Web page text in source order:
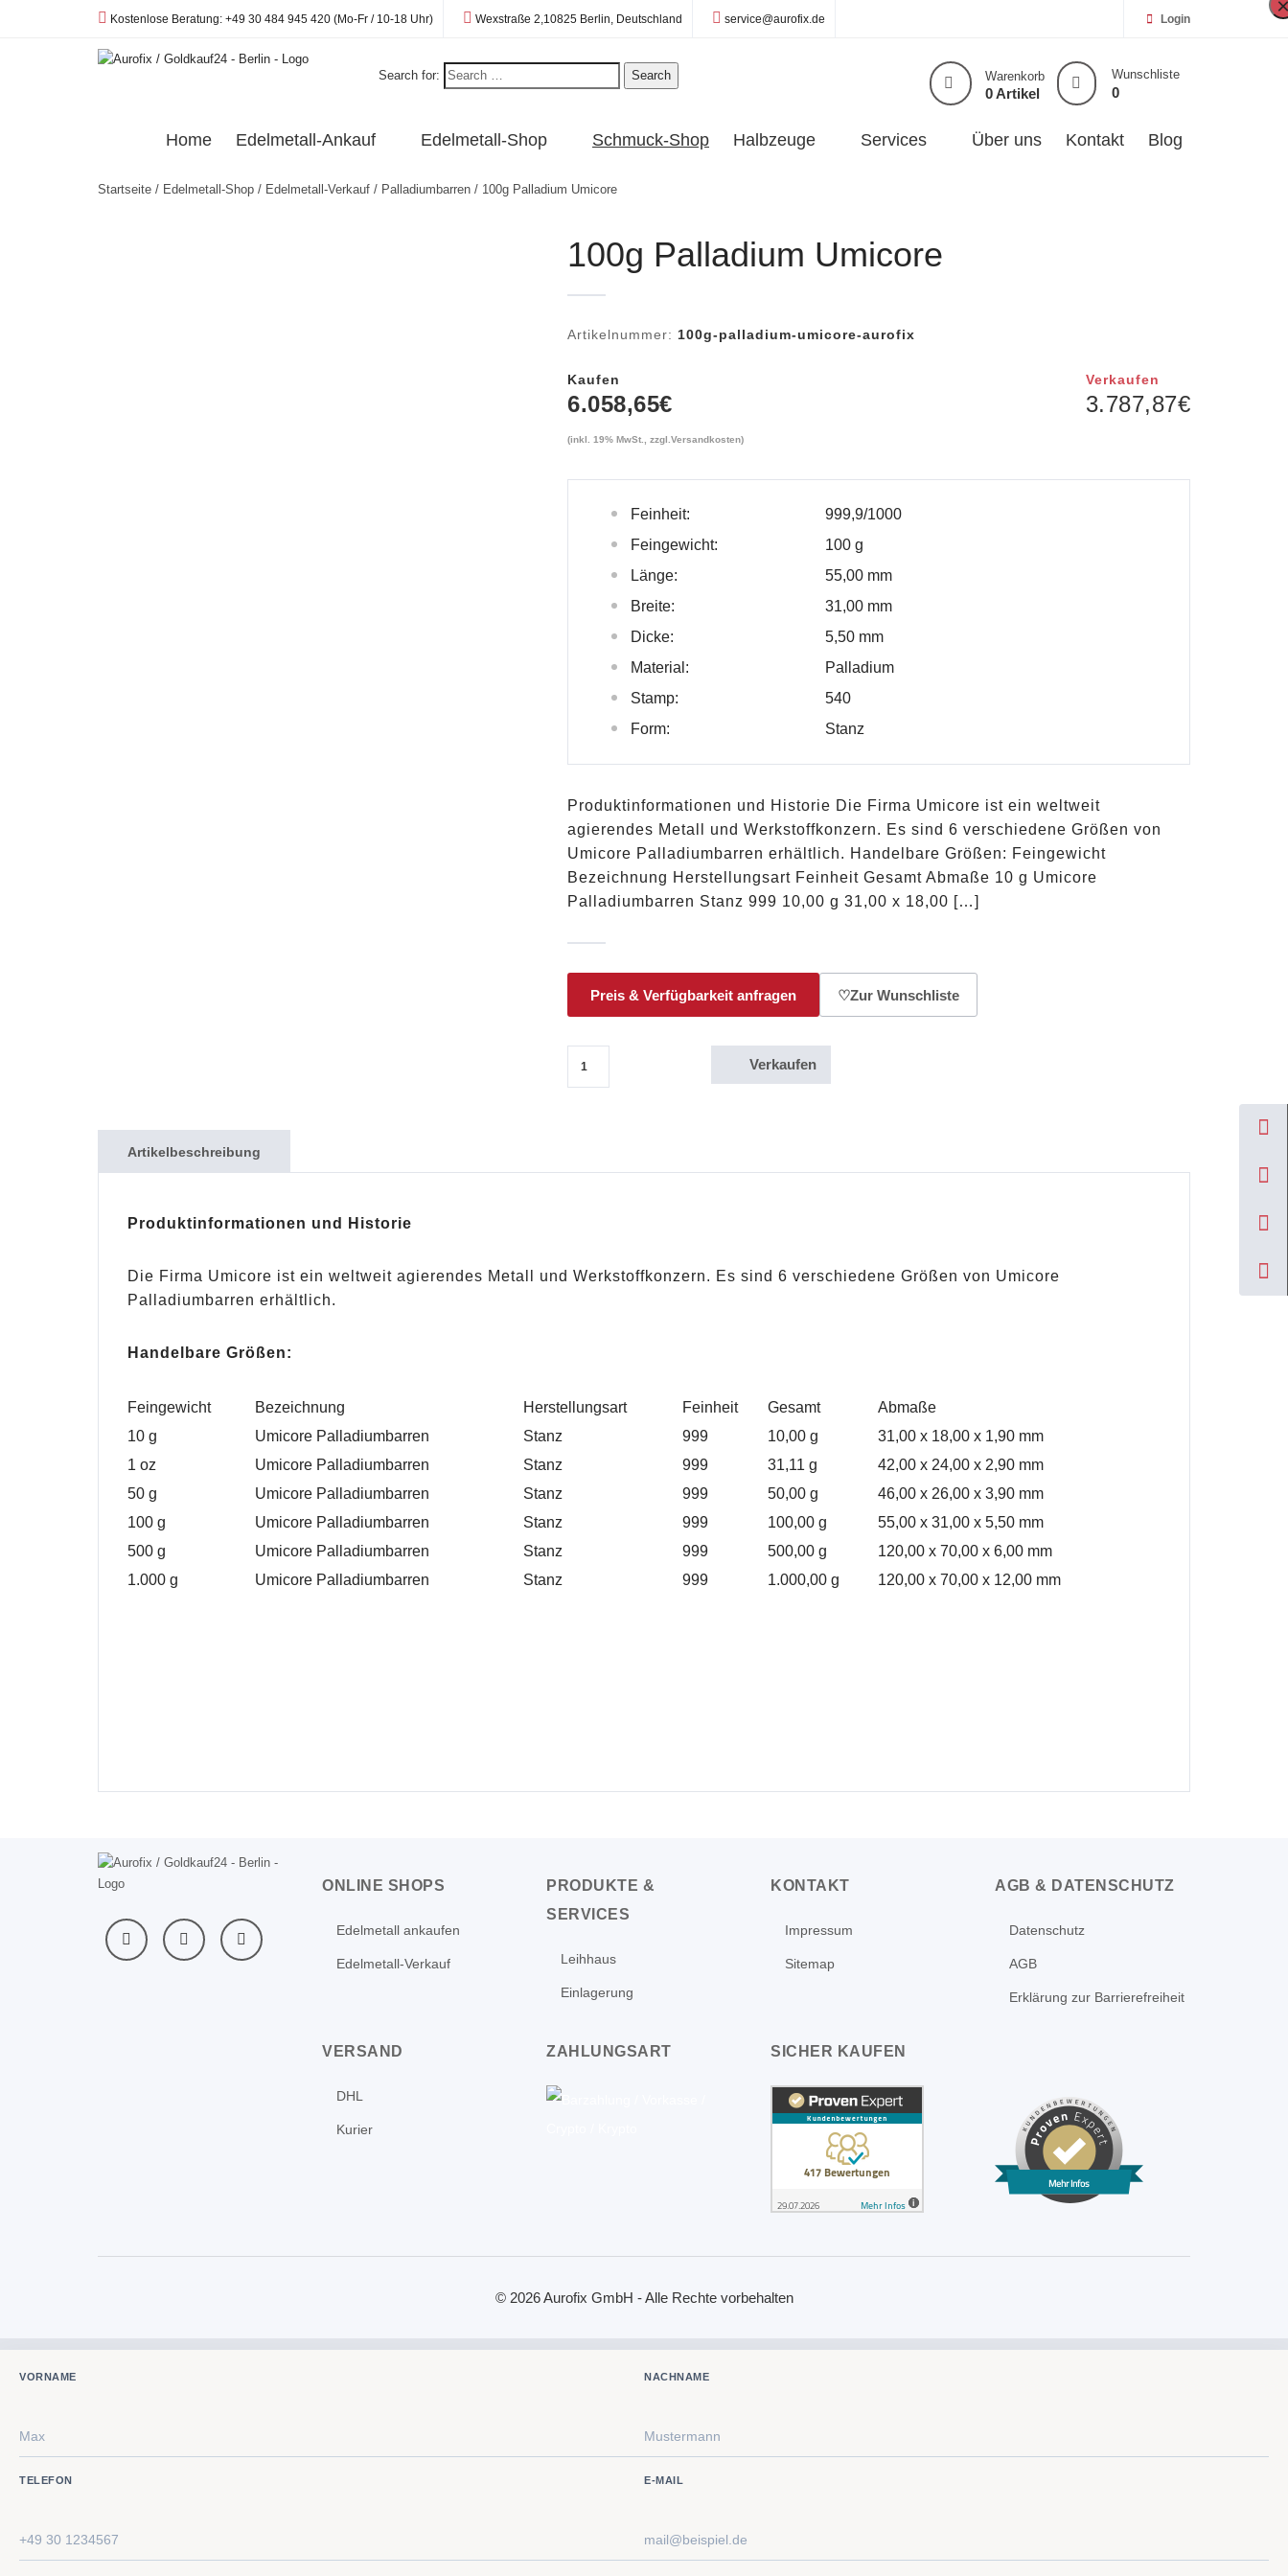
Telefon:
Kostenlose Beratung: +49 30 484 945 420 (Mo-Fr / 10-18 Uhr) Standort:
Wexstraße 2,10825 Berlin, Deutschland E-Mail:
service@aurofix.de Login
Search for: Search Warenkorb
0 Artikel
Wunschliste
0
Home Edelmetall-Ankauf Edelmetall-Shop Schmuck-Shop Halbzeuge Services Über uns Kontakt Blog
Startseite / Edelmetall-Shop / Edelmetall-Verkauf / Palladiumbarren / 100g Palladium Umicore
100g Palladium Umicore
Artikelnummer:100g-palladium-umicore-aurofix
Kaufen
6.058,65€
Verkaufen
3.787,87€
(inkl. 19% MwSt., zzgl.Versandkosten)
Feinheit:
999,9/1000
Feingewicht:
100 g
Länge:
55,00 mm
Breite:
31,00 mm
Dicke:
5,50 mm
Material:
Palladium
Stamp:
540
Form:
Stanz
Produktinformationen und Historie Die Firma Umicore ist ein weltweit
agierendes Metall und Werkstoffkonzern. Es sind 6 verschiedene Größen von
Umicore Palladiumbarren erhältlich. Handelbare Größen: Feingewicht
Bezeichnung Herstellungsart Feinheit Gesamt Abmaße 10 g Umicore
Palladiumbarren Stanz 999 10,00 g 31,00 x 18,00 […]
Preis & Verfügbarkeit anfragen ♡Zur Wunschliste
100g Palladium Umicore Menge
Verkaufen
Artikelbeschreibung
Produktinformationen und Historie
Die Firma Umicore ist ein weltweit agierendes Metall und Werkstoffkonzern. Es sind 6 verschiedene Größen von Umicore
Palladiumbarren erhältlich.
Handelbare Größen:
Feingewicht Bezeichnung Herstellungsart Feinheit Gesamt
Abmaße
10 g
Umicore Palladiumbarren Stanz 999 10,00 g
31,00 x 18,00 x 1,90 mm
1 oz
Umicore Palladiumbarren Stanz 999 31,11 g
42,00 x 24,00 x 2,90 mm
50 g
Umicore Palladiumbarren Stanz 999 50,00 g
46,00 x 26,00 x 3,90 mm
100 g
Umicore Palladiumbarren Stanz 999 100,00 g
55,00 x 31,00 x 5,50 mm
500 g
Umicore Palladiumbarren Stanz 999 500,00 g
120,00 x 70,00 x 6,00 mm
1.000 g
Umicore Palladiumbarren Stanz 999 1.000,00 g 120,00 x 70,00 x 12,00 mm
ONLINE SHOPS
Edelmetall ankaufen
Edelmetall-Verkauf
PRODUKTE &
SERVICES
Leihhaus
Einlagerung
KONTAKT
Impressum
Sitemap
AGB & DATENSCHUTZ
Datenschutz
AGB
Erklärung zur Barrierefreiheit
VERSAND
DHL
Kurier
ZAHLUNGSART SICHER KAUFEN
Mehr Infos
© 2026 Aurofix GmbH - Alle Rechte vorbehalten
VORNAME NACHNAME
TELEFON E-MAIL